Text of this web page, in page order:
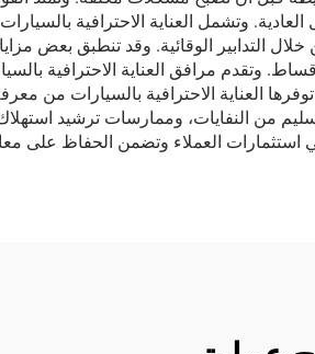
العادية. وتشمل العناية الاحترافية
الوقائية. وقد تنطبق بعض
وتقدم مرافق العناية الاحترافية
العناية الاحترافية بالسيارات من
من النفايات، وممارسات ترشيد
العملاء وتضمن الحفاظ على